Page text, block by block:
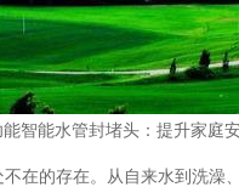
智能水管封堵头：提升家庭
在的存在。从自来水到洗